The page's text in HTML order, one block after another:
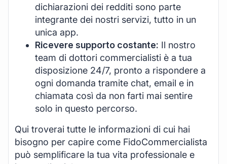
dichiarazioni dei redditi sono parte
integrante dei nostri servizi, tutto in un
unica app.
Ricevere supporto costante: Il nostro
team di dottori commercialisti è a tua
disposizione 24/7, pronto a rispondere a
ogni domanda tramite chat, email e in
chiamata così da non farti mai sentire
solo in questo percorso.
Qui troverai tutte le informazioni di cui hai
bisogno per capire come FidoCommercialista
può semplificare la tua vita professionale e